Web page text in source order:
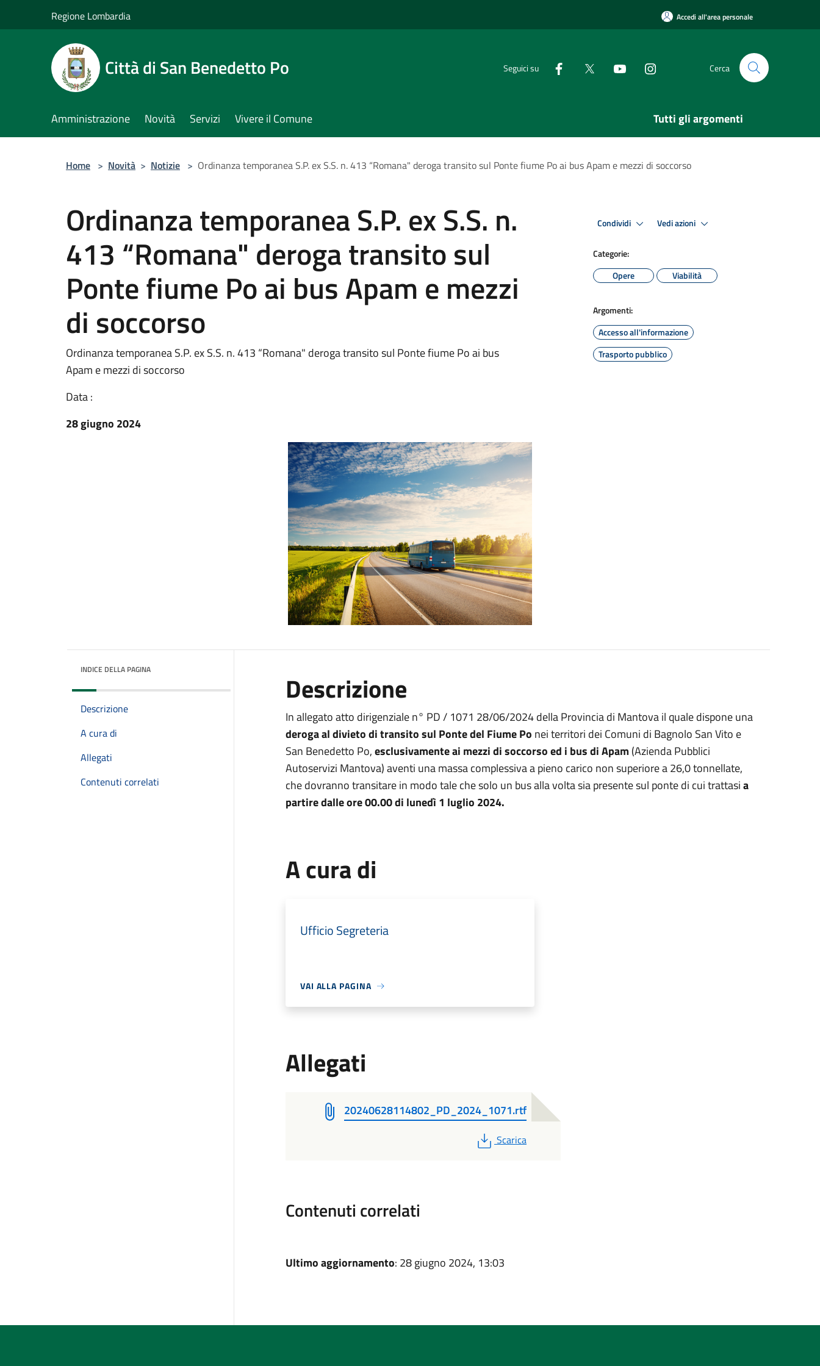
Regione Lombardia Accedi all'area personale
Città di San Benedetto Po Seguici su Cerca
Amministrazione Novità Servizi Vivere il Comune Tutti gli argomenti
Home > Novità > Notizie > Ordinanza temporanea S.P. ex S.S. n. 413 “Romana" deroga transito sul Ponte fiume Po ai bus Apam e mezzi di soccorso
Ordinanza temporanea S.P. ex S.S. n.
413 “Romana" deroga transito sul
Ponte fiume Po ai bus Apam e mezzi
di soccorso
Ordinanza temporanea S.P. ex S.S. n. 413 “Romana" deroga transito sul Ponte fiume Po ai bus
Apam e mezzi di soccorso
Data :
28 giugno 2024
Condividi Vedi azioni
Categorie:
Opere
Viabilità
Argomenti:
Accesso all'informazione
Trasporto pubblico
INDICE DELLA PAGINA
Descrizione
A cura di
Allegati
Contenuti correlati
Descrizione
In allegato atto dirigenziale n° PD / 1071 28/06/2024 della Provincia di Mantova il quale dispone una
deroga al divieto di transito sul Ponte del Fiume Po nei territori dei Comuni di Bagnolo San Vito e
San Benedetto Po,esclusivamente ai mezzi di soccorso ed i bus di Apam (Azienda Pubblici
Autoservizi Mantova) aventi una massa complessiva a pieno carico non superiore a 26,0 tonnellate,
che dovranno transitare in modo tale che solo un bus alla volta sia presente sul ponte di cui trattasia
partire dalle ore 00.00 di lunedì 1 luglio 2024.
A cura di
Ufficio Segreteria
VAI ALLA PAGINA
Allegati
20240628114802_PD_2024_1071.rtf
PDF
Scarica
Contenuti correlati
Ultimo aggiornamento: 28 giugno 2024, 13:03